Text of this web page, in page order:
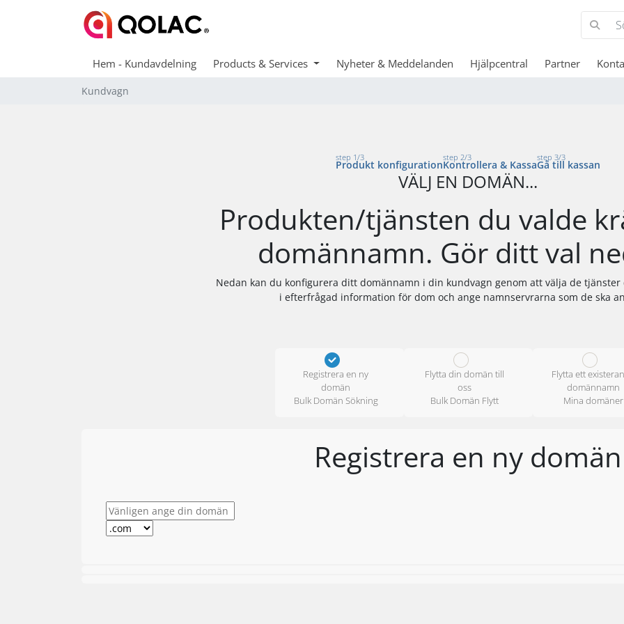
Hem - Kundavdelning Products & Services Nyheter & Meddelanden Hjälpcentral Partner
Kundvagn
step 1/3
Produkt konfiguration
step 2/3
Kontrollera & Kassa
step 3/3
Gå till kassan
VÄLJ EN DOMÄN...
Produkten/tjänsten du valde
domännamn. Gör ditt val
Nedan kan du konfigurera ditt domännamn i din kundvagn genom att välja de
i efterfrågad information för dom och ange namnservrarna som de ska
Registrera en ny
domän
Bulk Domän Sökning
Flytta din domän till
oss
Bulk Domän Flytt
Flytta ett
domännamn
Mina domäner
Registrera en ny domän